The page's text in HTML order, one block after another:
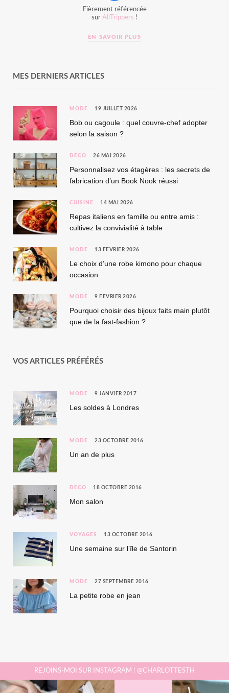
Fièrement référencée
sur AllTrippers !
EN SAVOIR PLUS
MES DERNIERS ARTICLES
MODE 19 JUILLET 2026
Bob ou cagoule : quel couvre-chef adopter
selon la saison ?
DÉCO 26 MAI 2026
Personnalisez vos étagères : les secrets de
fabrication d’un Book Nook réussi
CUISINE 14 MAI 2026
Repas italiens en famille ou entre amis :
cultivez la convivialité à table
MODE 13 FÉVRIER 2026
Le choix d’une robe kimono pour chaque
occasion
MODE 9 FÉVRIER 2026
Pourquoi choisir des bijoux faits main plutôt
que de la fast-fashion ?
VOS ARTICLES PRÉFÉRÉS
MODE 9 JANVIER 2017
Les soldes à Londres
MODE 23 OCTOBRE 2016
Un an de plus
DÉCO 18 OCTOBRE 2016
Mon salon
VOYAGES 13 OCTOBRE 2016
Une semaine sur l’île de Santorin
MODE 27 SEPTEMBRE 2016
La petite robe en jean
REJOINS-MOI SUR INSTAGRAM ! @CHARLOTTESTH